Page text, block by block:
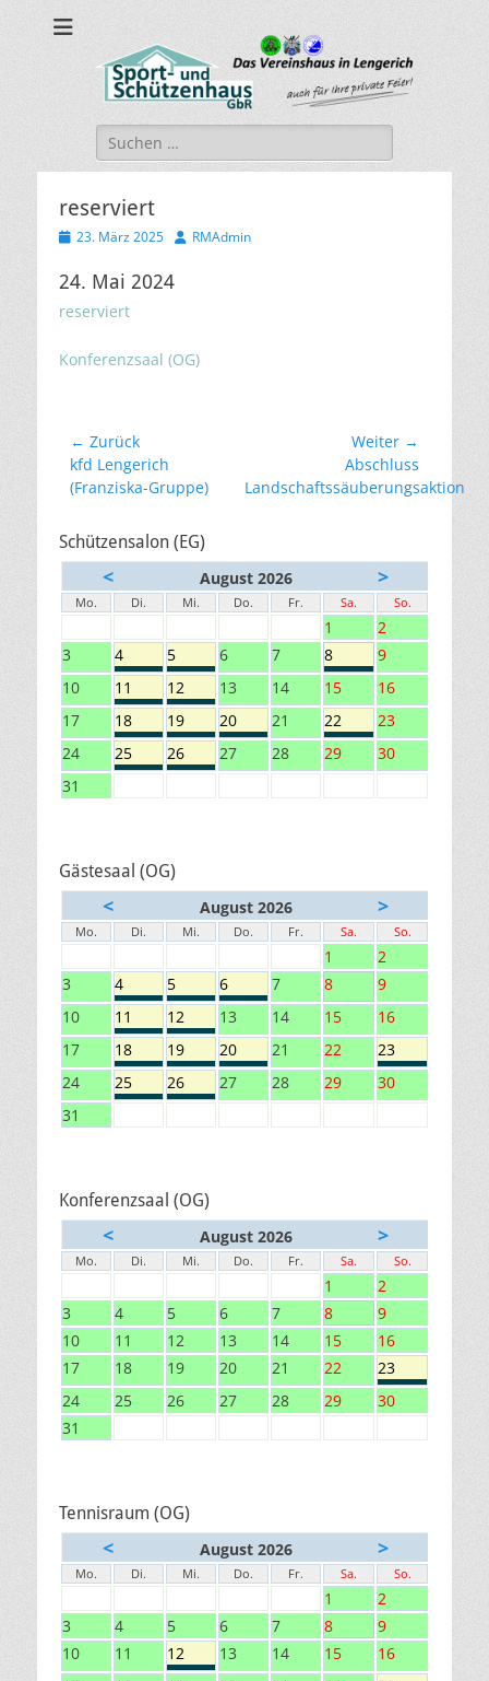
sport-und-
schuetzenhaus.de
Sport- und Schützenhaus GbR
Suche
nach:
reserviert
Veröffentlicht
23. März 2025 AutorRMAdmin
24. Mai 2024
reserviert
Konferenzsaal (OG)
Beitragsnavigation
← Zurück
Vorheriger
Beitrag:
kfd Lengerich
(Franziska-Gruppe)
Weiter →
Beitrag:
Abschluss
Landschaftssäuberungsaktion
Schützensalon (EG)
< August 2026 >
Mo. Di. Mi. Do. Fr. Sa. So.
1
2
3
4 5 6 7 8
9
10
11 12 13 14 15
16
17
18 19 20 21 22
23
24
25 26 27 28 29
30
31
Gästesaal (OG)
< August 2026 >
Mo. Di. Mi. Do. Fr. Sa. So.
1
2
3
4 5 6 7 8
9
10
11 12 13 14 15
16
17
18 19 20 21 22
23
24
25 26 27 28 29
30
31
Konferenzsaal (OG)
< August 2026 >
Mo. Di. Mi. Do. Fr. Sa. So.
1
2
3
4 5 6 7 8
9
10
11 12 13 14 15
16
17
18 19 20 21 22
23
24
25 26 27 28 29
30
31
Tennisraum (OG)
< August 2026 >
Mo. Di. Mi. Do. Fr. Sa. So.
1
2
3
4 5 6 7 8
9
10
11 12 13 14 15
16